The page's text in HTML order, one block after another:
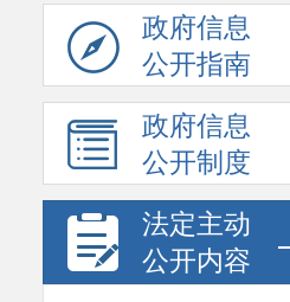
政府信息
公开指南
政府信息
公开制度
法定主动
公开内容